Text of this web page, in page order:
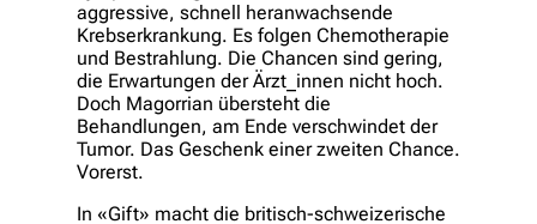
aggressive, schnell heranwachsende
Krebserkrankung. Es folgen Chemotherapie
und Bestrahlung. Die Chancen sind gering,
die Erwartungen der Ärzt_innen nicht hoch.
Doch Magorrian übersteht die
Behandlungen, am Ende verschwindet der
Tumor. Das Geschenk einer zweiten Chance.
Vorerst.
In «Gift» macht die britisch-schweizerische